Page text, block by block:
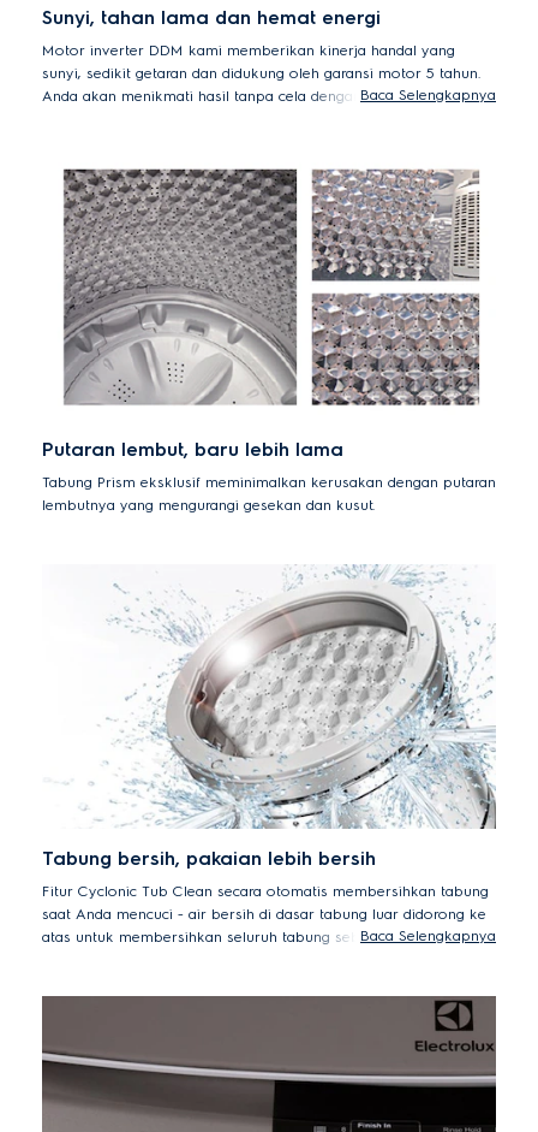
Sunyi, tahan lama dan hemat energi
Motor inverter DDM kami memberikan kinerja handal yang
sunyi, sedikit getaran dan didukung oleh garansi motor 5 tahun.
Anda akan menikmati hasil tanpa cela dengan pengurangan
inverter.
Baca Selengkapnya
Putaran lembut, baru lebih lama
Tabung Prism eksklusif meminimalkan kerusakan dengan putaran
lembutnya yang mengurangi gesekan dan kusut.
Tabung bersih, pakaian lebih bersih
Fitur Cyclonic Tub Clean secara otomatis membersihkan tabung
saat Anda mencuci - air bersih di dasar tabung luar didorong ke
atas untuk membersihkan seluruh tabung sebelum putaran
Baca Selengkapnya